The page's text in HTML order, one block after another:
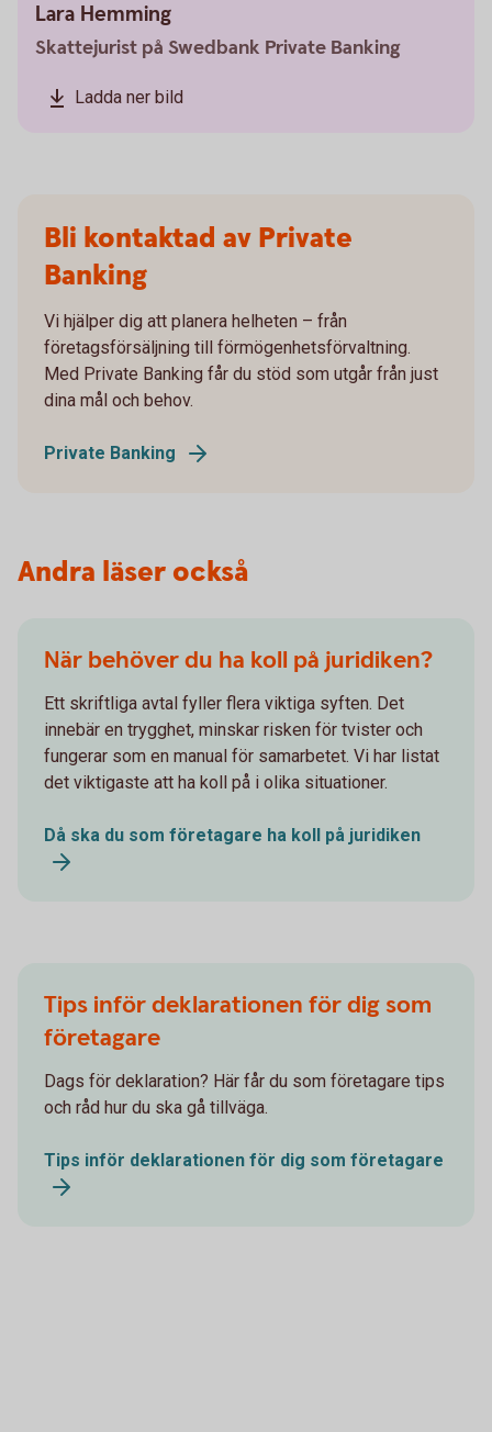
Lara Hemming
Skattejurist på Swedbank Private Banking
Ladda ner bild
Bli kontaktad av Private
Banking
Vi hjälper dig att planera helheten – från
företagsförsäljning till förmögenhetsförvaltning.
Med Private Banking får du stöd som utgår från just
dina mål och behov.
Private Banking
Andra läser också
När behöver du ha koll på juridiken?
Ett skriftliga avtal fyller flera viktiga syften. Det
innebär en trygghet, minskar risken för tvister och
fungerar som en manual för samarbetet. Vi har listat
det viktigaste att ha koll på i olika situationer.
Då ska du som företagare ha koll på juridiken
Tips inför deklarationen för dig som
företagare
Dags för deklaration? Här får du som företagare tips
och råd hur du ska gå tillväga.
Tips inför deklarationen för dig som företagare